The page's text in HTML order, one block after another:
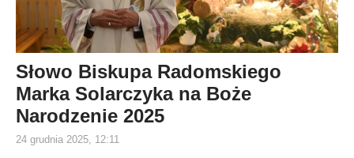
Słowo Biskupa Radomskiego
Marka Solarczyka na Boże
Narodzenie 2025
24 grudnia 2025, 12:11